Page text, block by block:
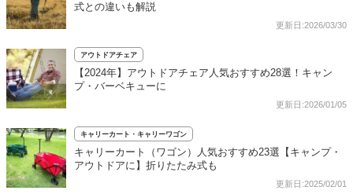
式との違いも解説
更新日:2026/03/30
アウトドアチェア
【2024年】アウトドアチェア人気おすすめ28選！キャン
プ・バーベキューに
更新日:2026/01/05
キャリーカート・キャリーワゴン
キャリーカート（ワゴン）人気おすすめ23選【キャンプ・
アウトドアに】折りたたみ式も
更新日:2025/02/01